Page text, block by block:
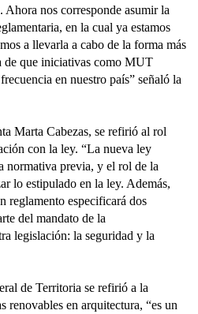
Ahora nos corresponde asumir la
en la cual ya estamos
a llevarla a cabo de la forma más
de que iniciativas como MUT
en nuestro país” señaló la
Marta Cabezas, se refirió al rol
con la ley. “La nueva ley
normativa previa, y el rol de la
lo estipulado en la ley. Además,
reglamento especificará dos
del mandato de la
legislación: la seguridad y la
de Territoria se refirió a la
renovables en arquitectura, “es un